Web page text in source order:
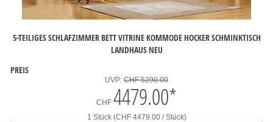
5-TEILIGES SCHLAFZIMMER BETT VITRINE KOMMODE HOCKER SCHMINKTISCH
LANDHAUS NEU
PREIS
UVP: CHF 5290.00
CHF 4479.00*
1 Stück (CHF 4479.00 / Stück)